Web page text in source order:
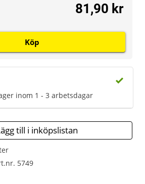
5749
inom 1 - 3 arbetsdagar
81,90 kr
Köp
till i inköpslistan